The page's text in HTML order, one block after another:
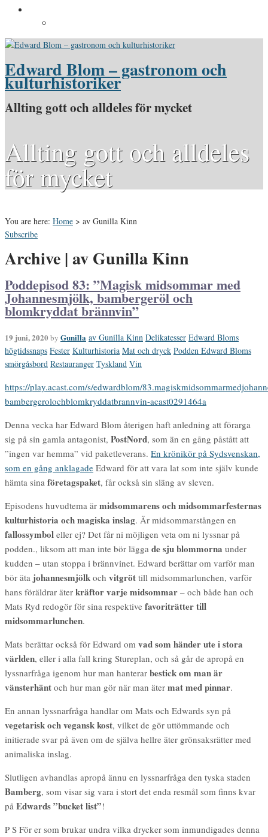
Edward Blom – gastronom och
kulturhistoriker
Allting gott och alldeles för mycket
Allting gott och alldeles
för mycket
You are here: Home > av Gunilla Kinn
Subscribe
Archive | av Gunilla Kinn
Poddepisod 83: ”Magisk midsommar med
Johannesmjölk, bambergeröl och
blomkryddat brännvin”
19 juni, 2020 by Gunilla av Gunilla Kinn Delikatesser Edward Bloms
högtidssnaps Fester Kulturhistoria Mat och dryck Podden Edward Bloms
smörgåsbord Restauranger Tyskland Vin
https://play.acast.com/s/edwardblom/
bambergerolochblomkryddatbrannvin-acast0291464a
Denna vecka har Edward Blom återigen haft anledning att förarga
sig på sin gamla antagonist, PostNord, som än en gång påstått att
”ingen var hemma” vid paketleverans. En krönikör på Sydsvenskan,
som en gång anklagade Edward för att vara lat som inte själv kunde
hämta sina företagspaket, får också sin släng av sleven.
Episodens huvudtema är midsommarens och midsommarfesternas
kulturhistoria och magiska inslag. Är midsommarstången en
fallossymbol eller ej? Det får ni möjligen veta om ni lyssnar på
podden., liksom att man inte bör lägga de sju blommorna under
kudden – utan stoppa i brännvinet. Edward berättar om varför man
bör äta johannesmjölk och vitgröt till midsommarlunchen, varför
hans föräldrar äter kräftor varje midsommar – och både han och
Mats Ryd redogör för sina respektive favoriträtter till
midsommarlunchen.
Mats berättar också för Edward om vad som händer ute i stora
världen, eller i alla fall kring Stureplan, och så går de apropå en
lyssnarfråga igenom hur man hanterar bestick om man är
vänsterhänt och hur man gör när man äter mat med pinnar.
En annan lyssnarfråga handlar om Mats och Edwards syn på
vegetarisk och vegansk kost, vilket de gör uttömmande och
initierade svar på även om de själva hellre äter grönsaksrätter med
animaliska inslag.
Slutligen avhandlas apropå ännu en lyssnarfråga den tyska staden
Bamberg, som visar sig vara i stort det enda resmål som finns kvar
på Edwards ”bucket list”!
P S För er som brukar undra vilka drycker som inmundigades denna